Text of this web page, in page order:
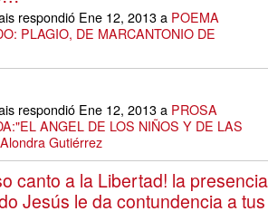
respondió Ene 12, 2013 a POEMA
PLAGIO, DE MARCANTONIO DE
respondió Ene 12, 2013 a PROSA
ANGEL DE LOS NIÑOS Y DE LAS
Gutiérrez
canto a la Libertad! la presencia
Jesús le da contundencia a tus